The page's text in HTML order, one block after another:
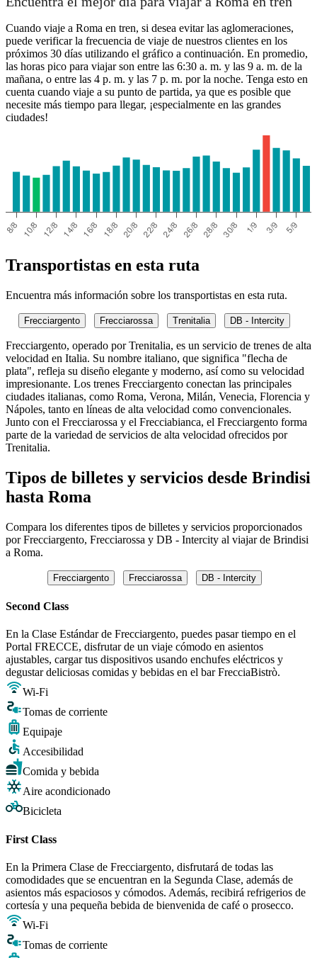
Cuando viaje a Roma en tren, si desea evitar las aglomeraciones,
puede verificar la frecuencia de viaje de nuestros clientes en los
próximos 30 días utilizando el gráfico a continuación. En promedio,
las horas pico para viajar son entre las 6:30 a. m. y las 9 a. m. de la
mañana, o entre las 4 p. m. y las 7 p. m. por la noche. Tenga esto en
cuenta cuando viaje a su punto de partida, ya que es posible que
necesite más tiempo para llegar, ¡especialmente en las grandes
ciudades!
Transportistas en esta ruta
Encuentra más información sobre los transportistas en esta ruta.
Frecciargento Frecciarossa Trenitalia DB - Intercity
Frecciargento, operado por Trenitalia, es un servicio de trenes de alta
velocidad en Italia. Su nombre italiano, que significa "flecha de
plata", refleja su diseño elegante y moderno, así como su velocidad
impresionante. Los trenes Frecciargento conectan las principales
ciudades italianas, como Roma, Verona, Milán, Venecia, Florencia y
Nápoles, tanto en líneas de alta velocidad como convencionales.
Junto con el Frecciarossa y el Frecciabianca, el Frecciargento forma
parte de la variedad de servicios de alta velocidad ofrecidos por
Trenitalia.
Tipos de billetes y servicios desde Brindisi
hasta Roma
Compara los diferentes tipos de billetes y servicios proporcionados
por Frecciargento, Frecciarossa y DB - Intercity al viajar de Brindisi
a Roma.
Frecciargento Frecciarossa DB - Intercity
Second Class
En la Clase Estándar de Frecciargento, puedes pasar tiempo en el
Portal FRECCE, disfrutar de un viaje cómodo en asientos
ajustables, cargar tus dispositivos usando enchufes eléctricos y
degustar deliciosas comidas y bebidas en el bar FrecciaBistrò.
Wi-Fi
Tomas de corriente
Equipaje
Accesibilidad
Comida y bebida
Aire acondicionado
Bicicleta
First Class
En la Primera Clase de Frecciargento, disfrutará de todas las
comodidades que se encuentran en la Segunda Clase, además de
asientos más espaciosos y cómodos. Además, recibirá refrigerios de
cortesía y una pequeña bebida de bienvenida de café o prosecco.
Wi-Fi
Tomas de corriente